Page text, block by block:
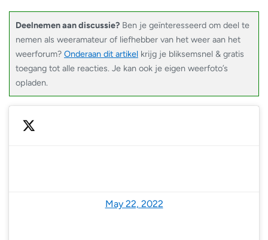
Deelnemen aan discussie? Ben je geïnteresseerd om deel te
nemen als weeramateur of liefhebber van het weer aan het
weerforum? Onderaan dit artikel krijg je bliksemsnel & gratis
toegang tot alle reacties. Je kan ook je eigen weerfoto’s
opladen.
May 22, 2022